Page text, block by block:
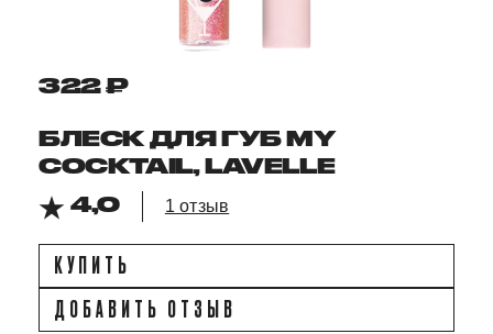
322 ₽
БЛЕСК ДЛЯ ГУБ MY
COCKTAIL, LAVELLE
4,0
1 отзыв
КУПИТЬ
ДОБАВИТЬ ОТЗЫВ